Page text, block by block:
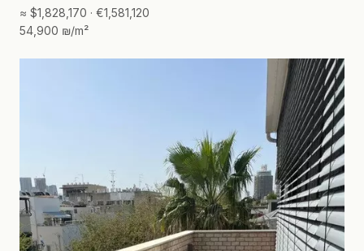
≈ $1,828,170 · €1,581,120
54,900 ₪/m²